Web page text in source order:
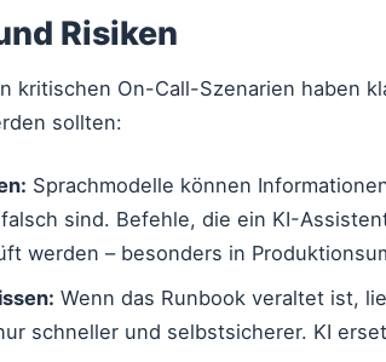
Risiken
kritischen On-Call-Szenarien haben
sollten:
Sprachmodelle können
sind. Befehle, die ein KI-
werden – besonders in
Wenn das Runbook veraltet ist,
schneller und selbstsicherer. KI